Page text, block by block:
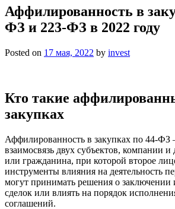
Аффилированность в
ФЗ и 223-ФЗ в 2022 году
Posted on 17 мая, 2022 by invest
Кто такие
закупках
Аффилированность в закупках по 44-ФЗ
взаимосвязь двух субъектов, компании
или гражданина, при которой второе
инструменты влияния на деятельность
могут принимать решения о заключении
сделок или влиять на порядок
соглашений.